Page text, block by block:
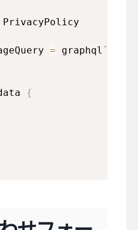
PrivacyPolicy
= graphql `
{